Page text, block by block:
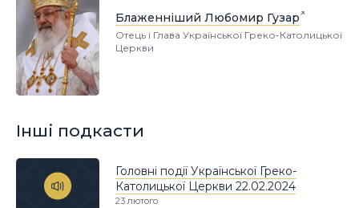
Блаженніший Любомир Гузар
Отець і Глава Української Греко-Католицької
Церкви
Інші подкасти
Головні події Української Греко-
Католицької Церкви 22.02.2024
23 лютого